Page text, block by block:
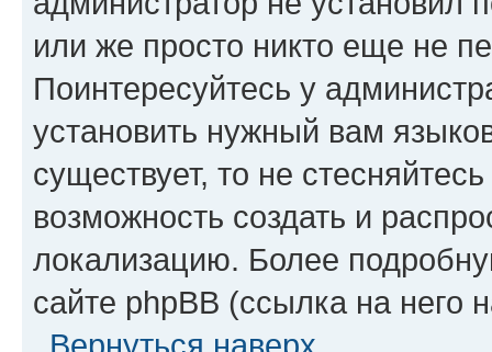
или же просто никто еще не
Поинтересуйтесь у
установить нужный вам
существует, то не
возможность создать и
локализацию. Более
сайте phpBB (ссылка на него
Вернуться наверх